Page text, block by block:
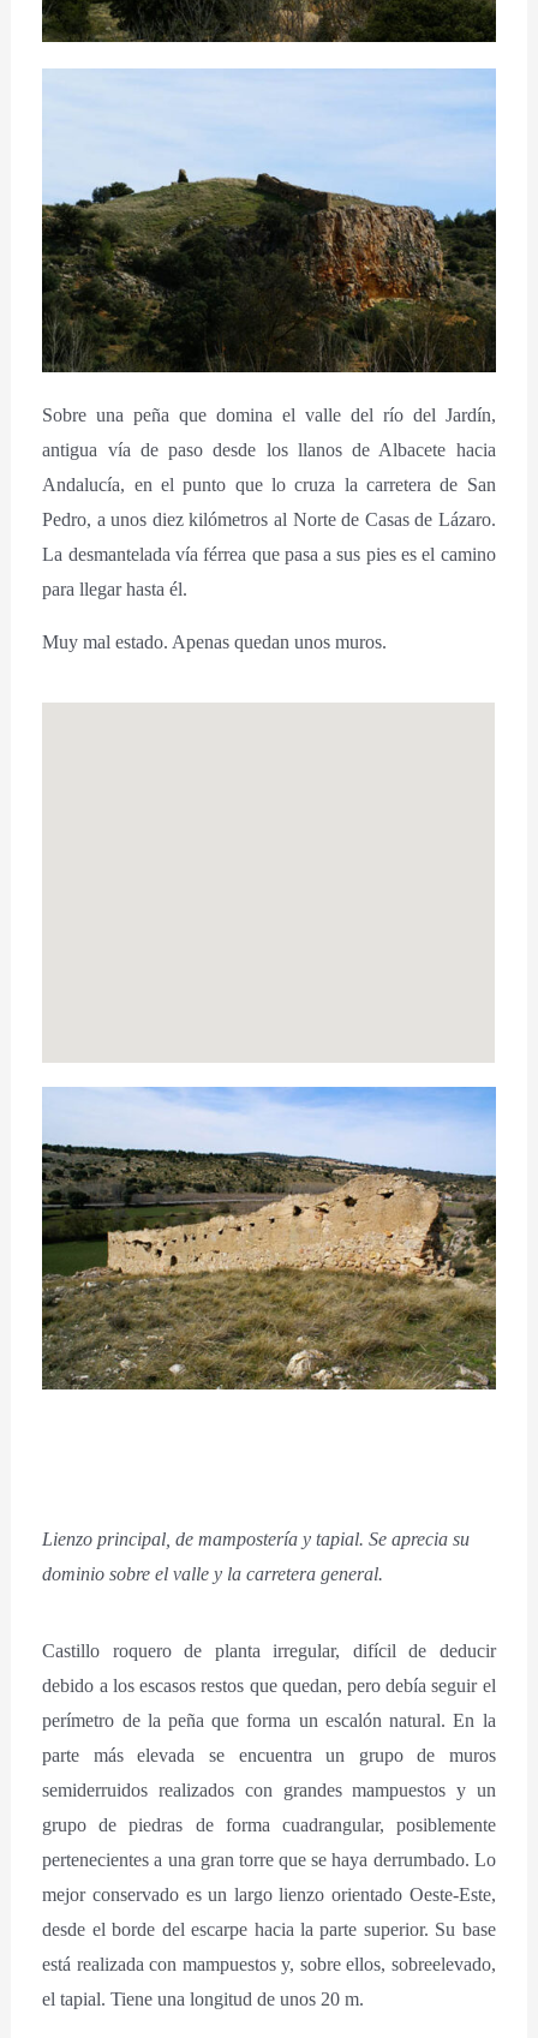
Sobre una peña que domina el valle del río del Jardín,
antigua vía de paso desde los llanos de Albacete hacia
Andalucía, en el punto que lo cruza la carretera de San
Pedro, a unos diez kilómetros al Norte de Casas de Lázaro.
La desmantelada vía férrea que pasa a sus pies es el camino
para llegar hasta él.
Muy mal estado. Apenas quedan unos muros.
Lienzo principal, de mampostería y tapial. Se aprecia su
dominio sobre el valle y la carretera general.
Castillo roquero de planta irregular, difícil de deducir
debido a los escasos restos que quedan, pero debía seguir el
perímetro de la peña que forma un escalón natural. En la
parte más elevada se encuentra un grupo de muros
semiderruidos realizados con grandes mampuestos y un
grupo de piedras de forma cuadrangular, posiblemente
pertenecientes a una gran torre que se haya derrumbado. Lo
mejor conservado es un largo lienzo orientado Oeste-Este,
desde el borde del escarpe hacia la parte superior. Su base
está realizada con mampuestos y, sobre ellos, sobreelevado,
el tapial. Tiene una longitud de unos 20 m.